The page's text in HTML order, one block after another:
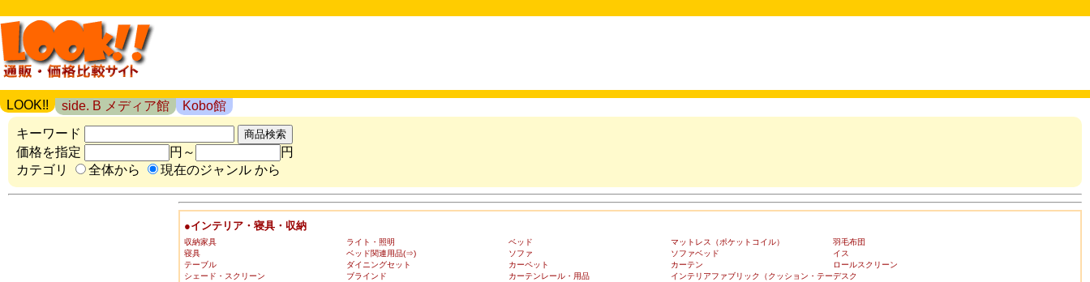
LOOK!! side. B メディア館
Kobo館
キーワード
価格を指定
円～
円
カテゴリ
全体から 現在のジャンル から
●インテリア・寝具・収納
収納家具 ライト・照明 ベッド マットレス（ポケットコイル）
羽毛布団
寝具
ベッド関連用品(⇒) ソファ ソファベッド
イス
テーブル
ダイニングセット カーペット カーテン
ロールスクリーン
シェード・スクリーン
ブラインド カーテンレール・用品
インテリアファブリック（クッション・テーデスク